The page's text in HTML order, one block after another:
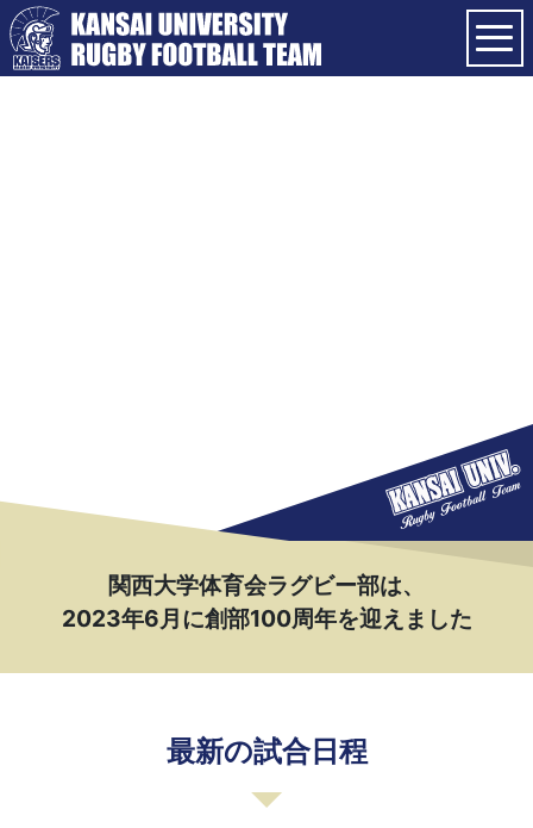
第89回関法戦
関西大学体育会ラグビー部は、
2023年6月に創部100周年を迎えました
最新の試合日程